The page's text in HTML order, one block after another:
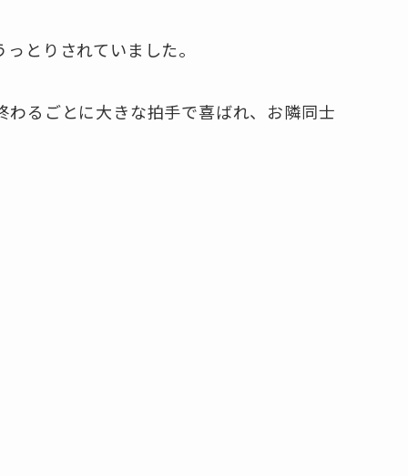
とりされていました。
るごとに大きな拍手で喜ばれ、お隣同士